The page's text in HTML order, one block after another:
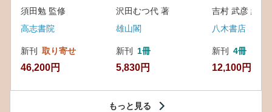
須田勉 監修
高志書院
新刊 取り寄せ
46,200円
沢田むつ代 著
雄山閣
新刊 1冊
5,830円
吉村 武彦 編集
八木書店
新刊 4冊
12,100円
もっと見る